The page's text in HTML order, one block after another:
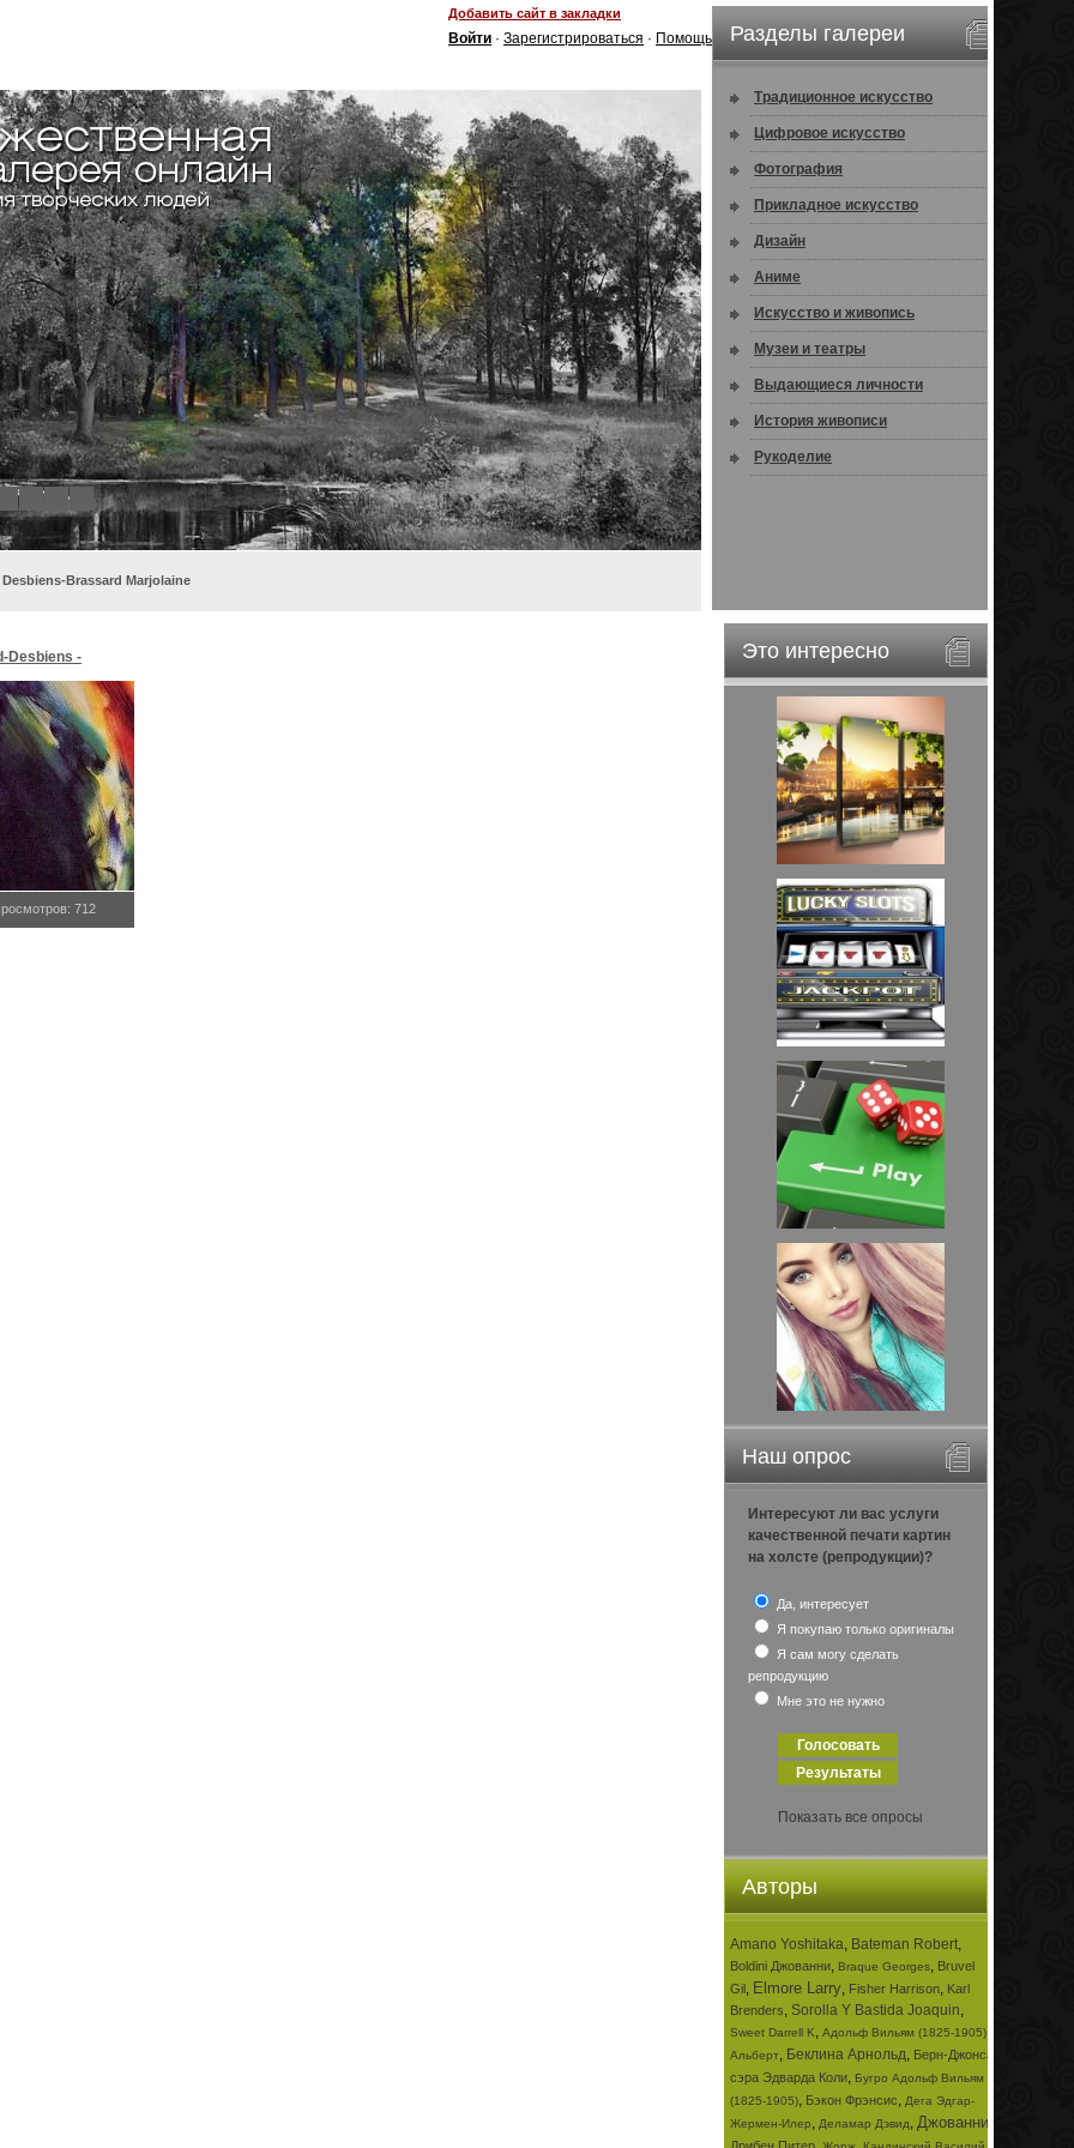
Добавить сайт в закладки
Войти · Зарегистрироваться · Помощь
8
Desbiens-Brassard Marjolaine
Разделы галереи
Традиционное искусство
Цифровое искусство
Фотография
Прикладное искусство
Дизайн
Аниме
Искусство и живопись
Музеи и театры
Выдающиеся личности
История живописи
Рукоделие
Это интересно
Наш опрос
Интересуют ли вас услуги
качественной печати картин
на холсте (репродукции)?
Да, интересует
Я покупаю только оригиналы
Я сам могу сделать
репродукцию
Мне это не нужно
Показать все опросы
Авторы
Amano Yoshitaka, Bateman Robert,
Boldini Джованни, Braque Georges, Bruvel
Gil, Elmore Larry, Fisher Harrison, Karl
Brenders, Sorolla Y Bastida Joaquin,
Sweet Darrell K, Адольф Вильям (1825-1905)
Альберт, Беклина Арнольд, Берн-Джонса
сэра Эдварда Коли, Бугро Адольф Вильям
(1825-1905), Бэкон Фрэнсис, Дега Эдгар-
Жермен-Илер, Деламар Дэвид, Джованни
Desbiens -
Brassard,
712